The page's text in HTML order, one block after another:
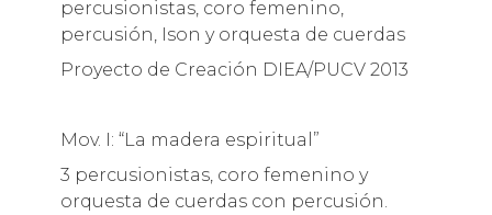
percusionistas, coro femenino,
percusión, Ison y orquesta de cuerdas
Proyecto de Creación DIEA/PUCV 2013
Mov. I: “La madera espiritual”
3 percusionistas, coro femenino y
orquesta de cuerdas con percusión.